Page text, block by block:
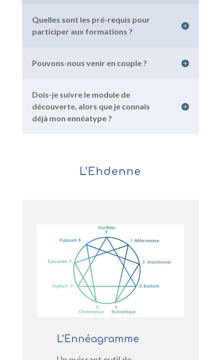
Quelles sont les pré-requis pour
participer aux formations ?
Pouvons-nous venir en couple ?
Dois-je suivre le module de
découverte, alors que je connais
déjà mon ennéatype ?
L'Ehdenne
L'Ennéagramme